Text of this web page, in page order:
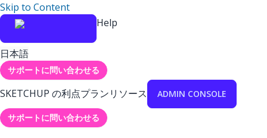
Skip to Content
Help
日本語
サポートに問い合わせる
SKETCHUP の利点プランリソース ADMIN CONSOLE
サポートに問い合わせる